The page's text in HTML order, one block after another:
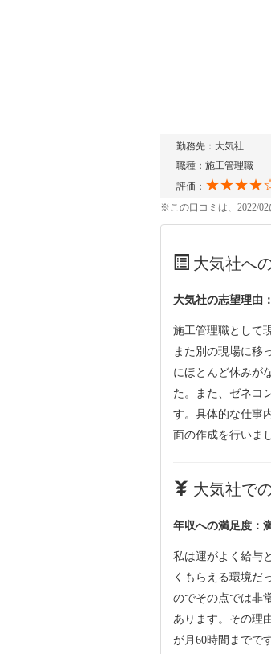
勤務先：大気社
職種：施工管理職
評価：
※この口コミは、2022/
大気社へ
大気社の志望理由
施工管理職として
また別の現場に移
にほとんど休みが
た。また、ゼネコ
す。具体的な仕事
面の作成を行いま
大気社で
年収への満足度：
私は運がよく給与
くもらえる環境だ
のでその点では非
あります。その理
が月60時間までで